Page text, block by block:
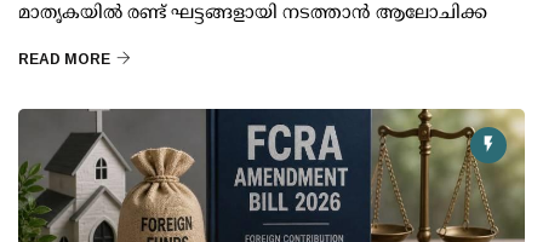
മാതൃകയില്‍ രണ്ട് ഘട്ടങ്ങളായി നടത്താന്‍ ആലോചിക്ക
READ MORE